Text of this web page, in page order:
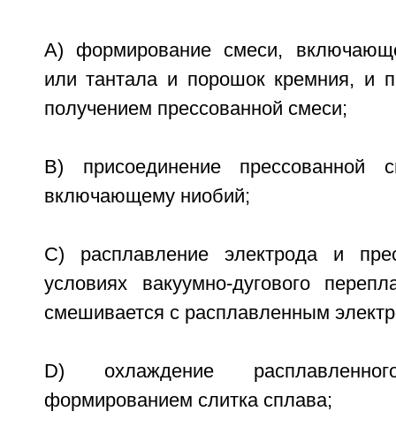
A) формирование смеси,
или тантала и порошок кремния, и
получением прессованной смеси;
B) присоединение прессованной
включающему ниобий;
C) расплавление электрода и
условиях вакуумно-дугового
смешивается с расплавленным
D) охлаждение
формированием слитка сплава;